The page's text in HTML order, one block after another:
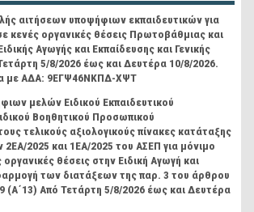
αιτήσεων υποψήφιων εκπαιδευτικών για
κενές οργανικές θέσεις Πρωτοβάθμιας και
Αγωγής και Εκπαίδευσης και Γενικής
5/8/2026 έως και Δευτέρα 10/8/2026.
με ΑΔΑ: 9ΕΓΨ46ΝΚΠΔ-ΧΨΤ
μελών Ειδικού Εκπαιδευτικού
Βοηθητικού Προσωπικού
τελικούς αξιολογικούς πίνακες κατάταξης
2025 και 1ΕΑ/2025 του ΑΣΕΠ για μόνιμο
θέσεις στην Ειδική Αγωγή και
των διατάξεων της παρ. 3 του άρθρου
(Α΄13) Από Τετάρτη 5/8/2026 έως και Δευτέρα